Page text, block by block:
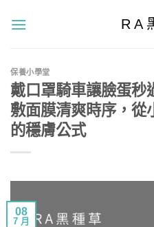
R A
保養小學堂
戴口罩騎車讓臉蛋秒
敷面膜清爽時序，從
的穩膚公式
08
7 月